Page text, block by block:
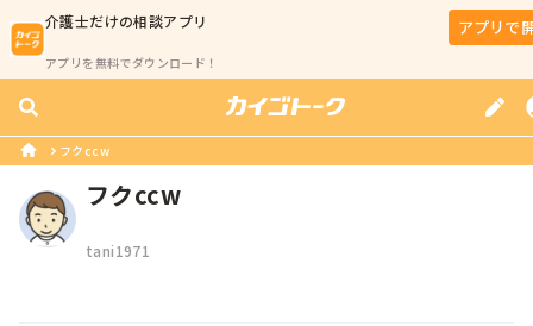
介護士だけの相談アプリ
アプリを無料でダウンロード！
アプリで
フクccw
フクccw
tani1971